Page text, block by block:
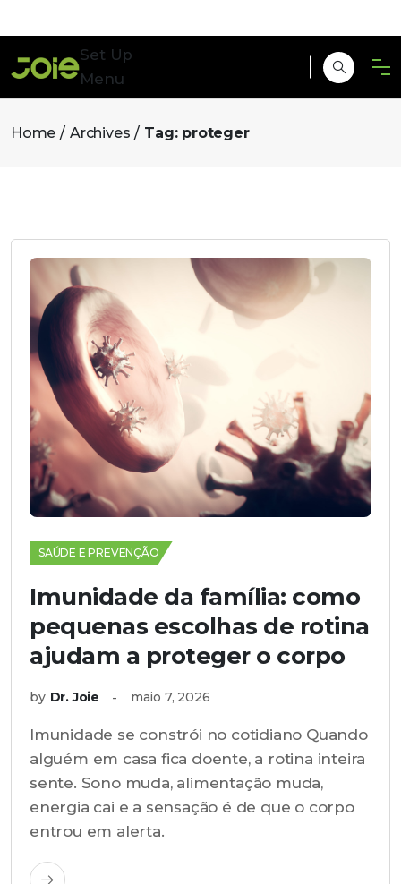
Set Up
Menu
Home Archives Tag: proteger
SAÚDE E PREVENÇÃO
Imunidade da família: como
pequenas escolhas de rotina
ajudam a proteger o corpo
by Dr. Joie maio 7, 2026
Imunidade se constrói no cotidiano Quando
alguém em casa fica doente, a rotina inteira
sente. Sono muda, alimentação muda,
energia cai e a sensação é de que o corpo
entrou em alerta.